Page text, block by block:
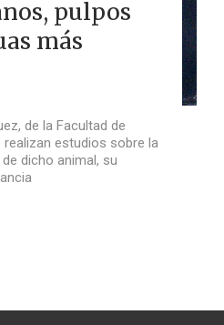
pulpos
más
de la Facultad de
realizan estudios sobre la
dicho animal, su